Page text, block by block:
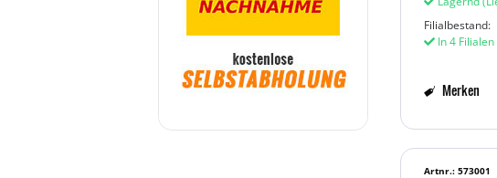
Filialbestand:
In 4
Merken
Artnr.: 573001